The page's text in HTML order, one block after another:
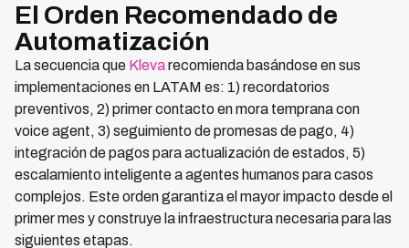
El Orden Recomendado de
Automatización
La secuencia que Klevarecomienda basándose en sus
implementaciones en LATAM es: 1) recordatorios
preventivos, 2) primer contacto en mora temprana con
voice agent, 3) seguimiento de promesas de pago, 4)
integración de pagos para actualización de estados, 5)
escalamiento inteligente a agentes humanos para casos
complejos. Este orden garantiza el mayor impacto desde el
primer mes y construye la infraestructura necesaria para las
siguientes etapas.